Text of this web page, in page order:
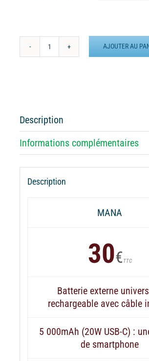
quantité
Solidays
AJOUTER AU
Description
Informations complémentaires
Description
MANA
30€ TTC
Batterie externe
rechargeable avec câble
5 000mAh (20W USB-C) :
de smartphone